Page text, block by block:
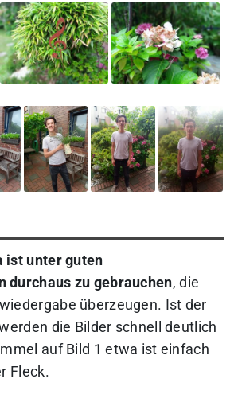
ist unter guten
durchaus zu gebrauchen, die
überzeugen. Ist der
die Bilder schnell deutlich
auf Bild 1 etwa ist einfach
Fleck.